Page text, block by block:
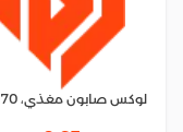
لوكس صابون مغذي، 170 غم